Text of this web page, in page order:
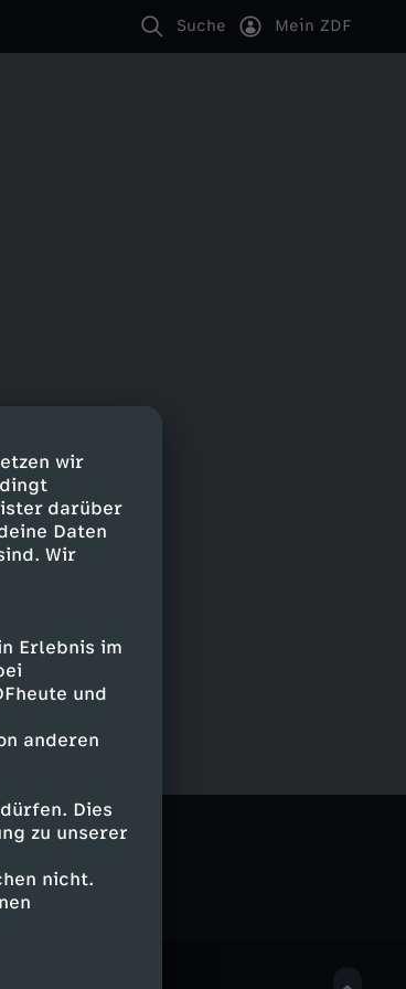
wir
darüber
Daten
Wir
Erlebnis im
und
anderen
Dies
zu unserer
nicht.
Suche Mein ZDF